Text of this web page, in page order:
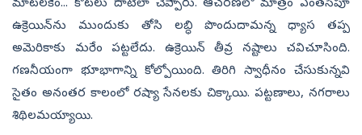
మాటలకేం... కోటలు దాటేలా చెప్పారు. ఆచరణలో మాత్రం ఎంతసేపూ
ఉక్రెయిన్‌ను ముందుకు తోసి లబ్ధి పొందుదామన్న ధ్యాస తప్ప
అమెరికాకు మరేం పట్టలేదు. ఉక్రెయిన్‌ తీవ్ర నష్టాలు చవిచూసింది.
గణనీయంగా భూభాగాన్ని కోల్పోయింది. తిరిగి స్వాధీనం చేసుకున్నవి
సైతం అనంతర కాలంలో రష్యా సేనలకు చిక్కాయి. పట్టణాలు, నగరాలు
శిథిలమయ్యాయి.